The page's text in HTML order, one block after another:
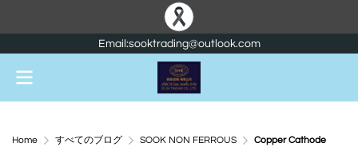
Email:sooktrading@outlook.com
Home すべてのブログ SOOK NON FERROUS Copper Cathode